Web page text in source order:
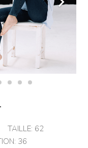
TAILLE: 62
36